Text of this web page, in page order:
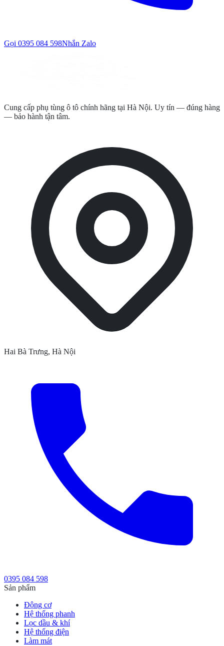
Gọi 0395 084 598Nhắn Zalo
Cung cấp phụ tùng ô tô chính hãng tại Hà Nội. Uy tín — đúng hàng
— bảo hành tận tâm.
Hai Bà Trưng, Hà Nội
0395 084 598
Sản phẩm
Động cơ
Hệ thống phanh
Lọc dầu & khí
Hệ thống điện
Làm mát